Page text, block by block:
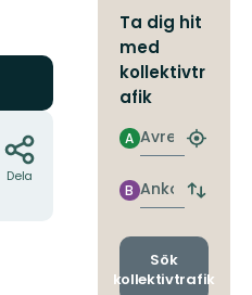
Dela
Ta dig hit
med
kollektivtr
afik
Avresa
A
Hitta
Ankomst
B
Byt
och
Sök
kollektivtrafik